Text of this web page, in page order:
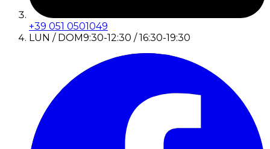
+39 051 0501049
LUN / DOM9:30-12:30 / 16:30-19:30